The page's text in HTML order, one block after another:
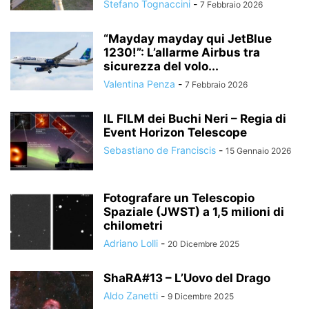
Stefano Tognaccini - 7 Febbraio 2026
“Mayday mayday qui JetBlue
1230!”: L’allarme Airbus tra
sicurezza del volo...
Valentina Penza - 7 Febbraio 2026
IL FILM dei Buchi Neri – Regia di
Event Horizon Telescope
Sebastiano de Franciscis - 15 Gennaio 2026
Fotografare un Telescopio
Spaziale (JWST) a 1,5 milioni di
chilometri
Adriano Lolli - 20 Dicembre 2025
ShaRA#13 – L’Uovo del Drago
Aldo Zanetti - 9 Dicembre 2025